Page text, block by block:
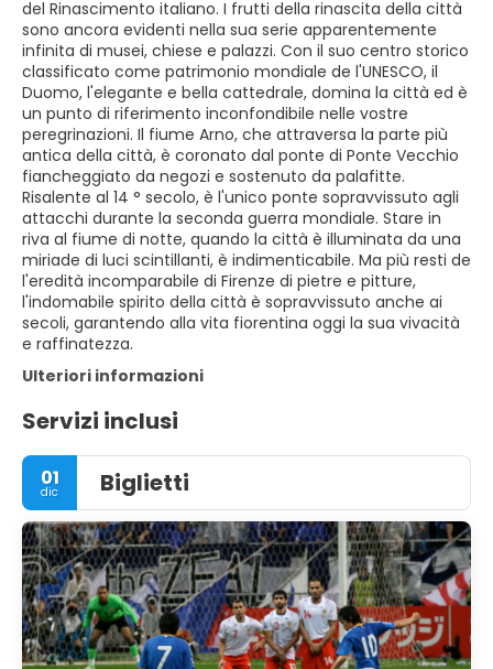
del Rinascimento italiano. I frutti della rinascita della città
sono ancora evidenti nella sua serie apparentemente
infinita di musei, chiese e palazzi. Con il suo centro storico
classificato come patrimonio mondiale de l'UNESCO, il
Duomo, l'elegante e bella cattedrale, domina la città ed è
un punto di riferimento inconfondibile nelle vostre
peregrinazioni. Il fiume Arno, che attraversa la parte più
antica della città, è coronato dal ponte di Ponte Vecchio
fiancheggiato da negozi e sostenuto da palafitte.
Risalente al 14 ° secolo, è l'unico ponte sopravvissuto agli
attacchi durante la seconda guerra mondiale. Stare in
riva al fiume di notte, quando la città è illuminata da una
miriade di luci scintillanti, è indimenticabile. Ma più resti de
l'eredità incomparabile di Firenze di pietre e pitture,
l'indomabile spirito della città è sopravvissuto anche ai
secoli, garantendo alla vita fiorentina oggi la sua vivacità
e raffinatezza.
Ulteriori informazioni
Servizi inclusi
01
dic Biglietti